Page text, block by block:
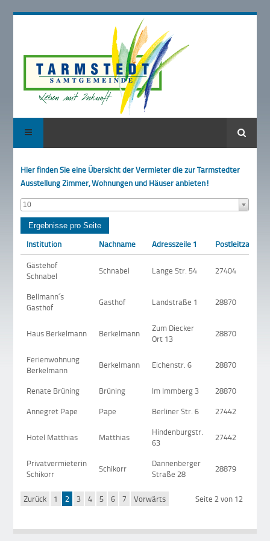
Suche
Hier finden Sie eine Übersicht der Vermieter die zur Tarmstedter
Ausstellung Zimmer, Wohnungen und Häuser anbieten!
10
Institution Nachname Adresszeile 1 Postleitzahl
Gästehof
Schnabel
Schnabel Lange Str. 54 27404
Bellmann´s
Gasthof
Gasthof Landstraße 1 28870
Haus Berkelmann Berkelmann
Zum Diecker
Ort 13
28870
Ferienwohnung
Berkelmann
Berkelmann Eichenstr. 6 28870
Renate Brüning Brüning Im Immberg 3 28870
Annegret Pape
Pape Berliner Str. 6 27442
Hotel Matthias Matthias
Hindenburgstr.
63
27442
Privatvermieterin
Schikorr
Schikorr
Dannenberger
Straße 28
28879
Seite 2 von 12
Zurück 1 2 3 4 5 6 7 Vorwärts